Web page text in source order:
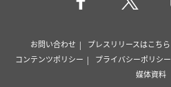
お問い合わせ プレスリリースはこちら
コンテンツポリシー
プライバシーポリシー
媒体資料